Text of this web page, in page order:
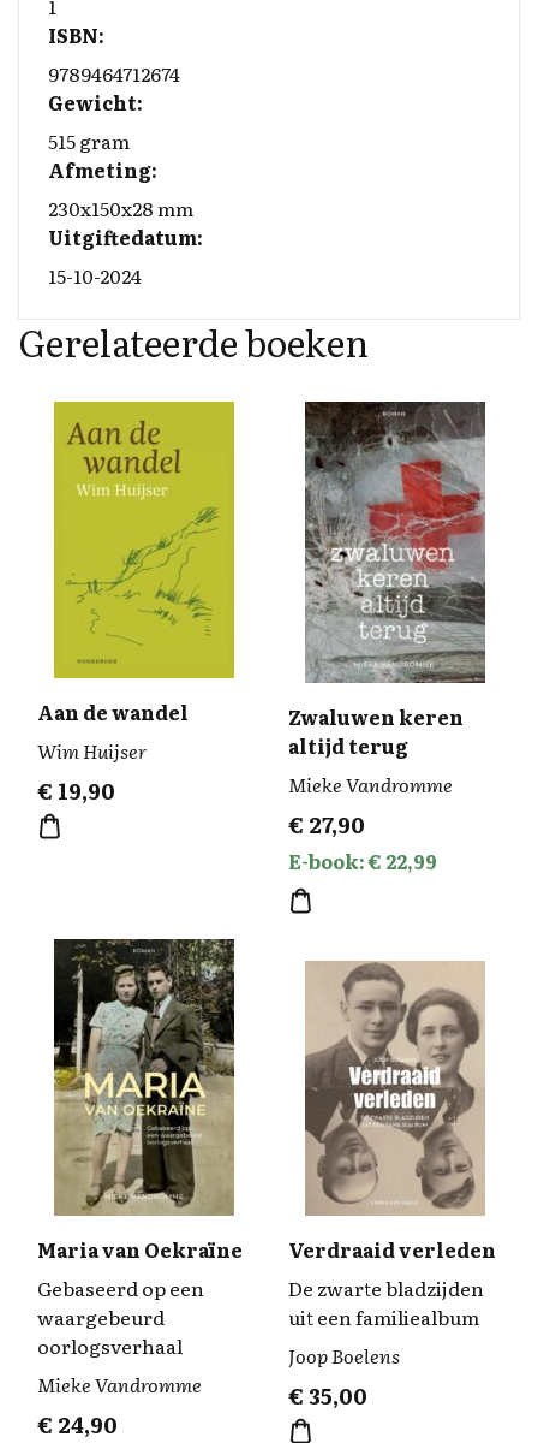
1
ISBN:
9789464712674
Gewicht:
515 gram
Afmeting:
230x150x28 mm
Uitgiftedatum:
15-10-2024
Gerelateerde boeken
Aan de wandel
Wim Huijser
€ 19,90
Zwaluwen keren
altijd terug
Mieke Vandromme
€ 27,90
E-book: € 22,99
Maria van Oekraïne
Gebaseerd op een
waargebeurd
oorlogsverhaal
Mieke Vandromme
€ 24,90
Verdraaid verleden
De zwarte bladzijden
uit een familiealbum
Joop Boelens
€35,00